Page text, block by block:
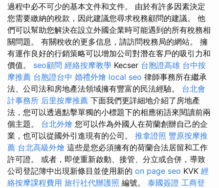
過程中必不可少的基本文件和文件。 由於有許多因素決定
您需要繳納的稅款，因此建議您尋求稅務顧問的建議。 他
們可以幫助您解決在設立外國企業時可能遇到的所有稅務相
關問題。 有關稅收的更多信息，請訪問稅務局的網站。 擁
有運作良好的行銷策略可以增加公司對潛在客戶的吸引力和
價值。 seo顧問 經絡按摩教學 Kecser 台胞證高雄 台中按
摩推薦 台胞證台中 婚禮外燴 local seo 律師事務所在繼承
法、公司法和房地產法領域擁有豐富的民法經驗。 台北會
計事務所 后里按摩推薦 下面我們更詳細地介紹了房地產
法，您可以透過點擊單獨的小標題下的相應術語來閱讀前兩
個主題。 台北外燴 您可以作為外國人在荷蘭創辦自己的企
業，也可以從國外引進現有的公司。 推拿證照 豐原按摩推
薦 台北高級外燴 這些是您必須擁有的荷蘭合法居留和工作
許可證。 或者，即使重新啟動、接管、分立或合併，導致
公司登記簿中出現新條目並使用新的 on page seo KVK 經
絡按摩課程費用 旅行社代辦護照 編號。 泰國簽證 工商登